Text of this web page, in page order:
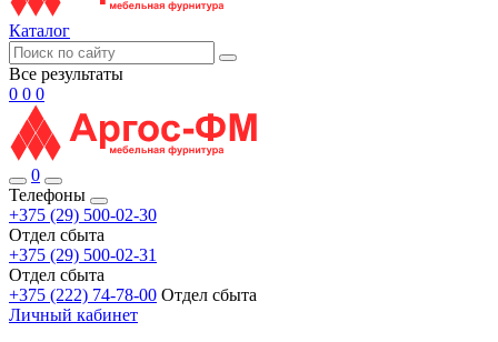
Каталог
Все результаты
0 0 0
0
Телефоны
+375 (29) 500-02-30
Отдел сбыта
+375 (29) 500-02-31
Отдел сбыта
+375 (222) 74-78-00 Отдел сбыта
Личный кабинет